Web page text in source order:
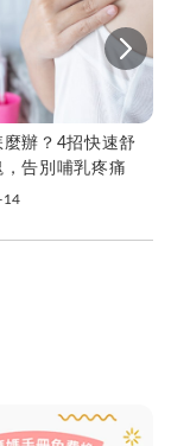
麼辦？4招快速舒
告別哺乳疼痛
14